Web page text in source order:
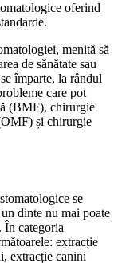
oferind
menită să
de sănătate sau
împarte, la rândul
care pot
(BMF), chirurgie
și chirurgie
se
dinte nu mai poate
În categoria
extracție
extracție canini